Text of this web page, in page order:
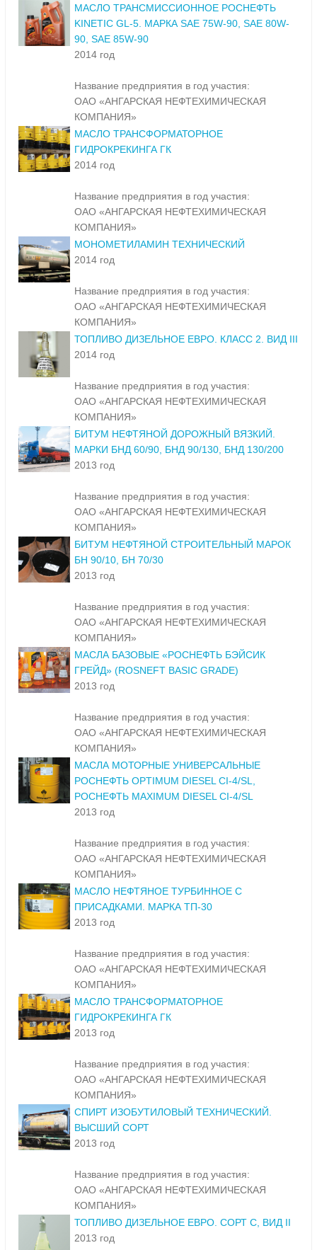
МАСЛО ТРАНСМИССИОННОЕ РОСНЕФТЬ
KINETIC GL-5. МАРКА SAE 75W-90, SAE 80W-
90, SAE 85W-90
2014 год
Название предприятия в год участия:
ОАО «АНГАРСКАЯ НЕФТЕХИМИЧЕСКАЯ
КОМПАНИЯ»
МАСЛО ТРАНСФОРМАТОРНОЕ
ГИДРОКРЕКИНГА ГК
2014 год
Название предприятия в год участия:
ОАО «АНГАРСКАЯ НЕФТЕХИМИЧЕСКАЯ
КОМПАНИЯ»
МОНОМЕТИЛАМИН ТЕХНИЧЕСКИЙ
2014 год
Название предприятия в год участия:
ОАО «АНГАРСКАЯ НЕФТЕХИМИЧЕСКАЯ
КОМПАНИЯ»
ТОПЛИВО ДИЗЕЛЬНОЕ ЕВРО. КЛАСС 2. ВИД III
2014 год
Название предприятия в год участия:
ОАО «АНГАРСКАЯ НЕФТЕХИМИЧЕСКАЯ
КОМПАНИЯ»
БИТУМ НЕФТЯНОЙ ДОРОЖНЫЙ ВЯЗКИЙ.
МАРКИ БНД 60/90, БНД 90/130, БНД 130/200
2013 год
Название предприятия в год участия:
ОАО «АНГАРСКАЯ НЕФТЕХИМИЧЕСКАЯ
КОМПАНИЯ»
БИТУМ НЕФТЯНОЙ СТРОИТЕЛЬНЫЙ МАРОК
БН 90/10, БН 70/30
2013 год
Название предприятия в год участия:
ОАО «АНГАРСКАЯ НЕФТЕХИМИЧЕСКАЯ
КОМПАНИЯ»
МАСЛА БАЗОВЫЕ «РОСНЕФТЬ БЭЙСИК
ГРЕЙД» (ROSNEFT BASIC GRADE)
2013 год
Название предприятия в год участия:
ОАО «АНГАРСКАЯ НЕФТЕХИМИЧЕСКАЯ
КОМПАНИЯ»
МАСЛА МОТОРНЫЕ УНИВЕРСАЛЬНЫЕ
РОСНЕФТЬ OPTIMUM DIESEL CI-4/SL,
РОСНЕФТЬ MAXIMUM DIESEL CI-4/SL
2013 год
Название предприятия в год участия:
ОАО «АНГАРСКАЯ НЕФТЕХИМИЧЕСКАЯ
КОМПАНИЯ»
МАСЛО НЕФТЯНОЕ ТУРБИННОЕ С
ПРИСАДКАМИ. МАРКА ТП-30
2013 год
Название предприятия в год участия:
ОАО «АНГАРСКАЯ НЕФТЕХИМИЧЕСКАЯ
КОМПАНИЯ»
МАСЛО ТРАНСФОРМАТОРНОЕ
ГИДРОКРЕКИНГА ГК
2013 год
Название предприятия в год участия:
ОАО «АНГАРСКАЯ НЕФТЕХИМИЧЕСКАЯ
КОМПАНИЯ»
СПИРТ ИЗОБУТИЛОВЫЙ ТЕХНИЧЕСКИЙ.
ВЫСШИЙ СОРТ
2013 год
Название предприятия в год участия:
ОАО «АНГАРСКАЯ НЕФТЕХИМИЧЕСКАЯ
КОМПАНИЯ»
ТОПЛИВО ДИЗЕЛЬНОЕ ЕВРО. СОРТ С, ВИД II
2013 год